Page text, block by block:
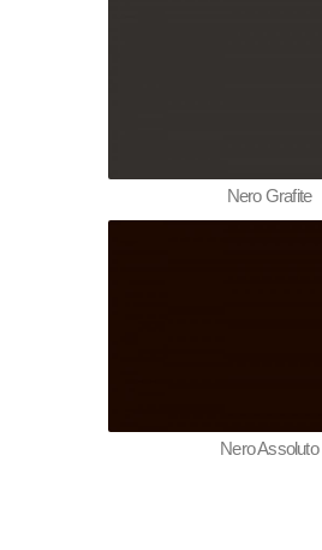
Nero Grafite
Nero Assoluto